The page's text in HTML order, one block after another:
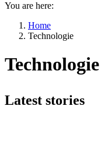
You are here:
Home
Technologie
Technologie
Latest stories